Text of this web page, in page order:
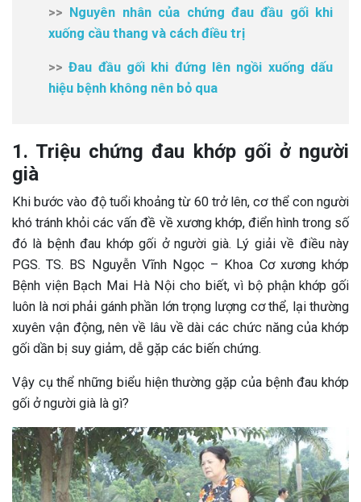
>> Nguyên nhân của chứng đau đầu gối khi
xuống cầu thang và cách điều trị
>>Đau đầu gối khi đứng lên ngồi xuống dấu
hiệu bệnh không nên bỏ qua
1. Triệu chứng đau khớp gối ở người
già
Khi bước vào độ tuổi khoảng từ 60 trở lên, cơ thể con người
khó tránh khỏi các vấn đề về xương khớp, điển hình trong số
đó là bệnh đau khớp gối ở người già. Lý giải về điều này
PGS. TS. BS Nguyễn Vĩnh Ngọc – Khoa Cơ xương khớp
Bệnh viện Bạch Mai Hà Nội cho biết, vì bộ phận khớp gối
luôn là nơi phải gánh phần lớn trọng lượng cơ thể, lại thường
xuyên vận động, nên về lâu về dài các chức năng của khớp
gối dần bị suy giảm, dễ gặp các biến chứng.
Vậy cụ thể những biểu hiện thường gặp của bệnh đau khớp
gối ở người già là gì?